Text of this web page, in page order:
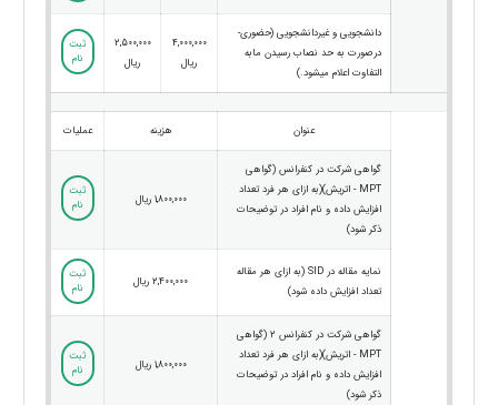
دانشجویی و غیردانشجویی (حضوری-
درصورت به حد نصاب رسیدن مابه
التفاوت اعلام میشود.)
4,000,000
ریال
2,500,000
ریال
ثبت
نام
عنوان هزینه عملیات
گواهی شرکت در کنفرانس (گواهی
MPT - اتریش)(به ازای هر فرد تعداد
افزایش داده و نام افراد در توضیحات
ذکر شود)
1,800,000 ریال
ثبت
نام
نمایه مقاله در SID (به ازای هر مقاله
تعداد افزایش داده شود)
2,400,000 ریال
ثبت
نام
گواهی شرکت در کنفرانس 2 (گواهی
MPT - اتریش)(به ازای هر فرد تعداد
افزایش داده و نام افراد در توضیحات
ذکر شود)
1,800,000 ریال
ثبت
نام